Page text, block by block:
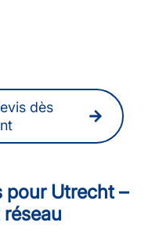
dès
pour Utrecht –